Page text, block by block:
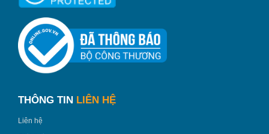
THÔNG TIN LIÊN HỆ
Liên hệ